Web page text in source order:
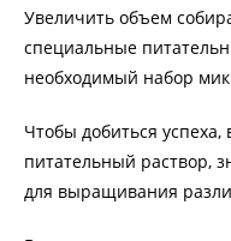
Увеличить объем
специальные
необходимый набор
Чтобы добиться
питательный раствор,
для выращивания